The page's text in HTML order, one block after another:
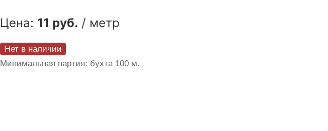
Цена: 11 руб. / метр
Нет в наличии
Минимальная партия: бухта 100 м.